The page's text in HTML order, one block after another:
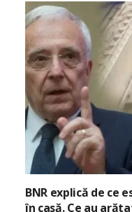
BNR explică de ce
în casă. Ce au